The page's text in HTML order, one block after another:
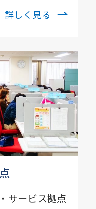
詳しく見る
サービス拠点